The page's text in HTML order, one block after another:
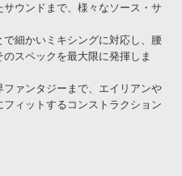
ウンドまで、様々なソース・サ
細かいミキシングに対応し、腰
スペックを最大限に発揮しま
ァンタジーまで、エイリアンや
ィットするコンストラクション